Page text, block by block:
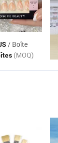
/ Boîte
(MOQ)